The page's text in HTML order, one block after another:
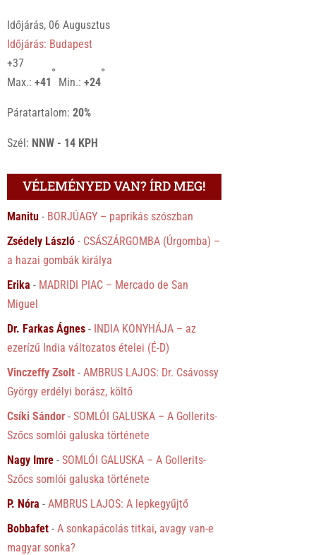
Időjárás, 06 Augusztus
Időjárás: Budapest
+37
Max.:+41
°
Min.:+24
°
Páratartalom:20%
Szél: NNW - 14 KPH
VÉLEMÉNYED VAN? ÍRD MEG!
Manitu - BORJÚAGY – paprikás szószban
Zsédely László - CSÁSZÁRGOMBA (Úrgomba) –
a hazai gombák királya
Erika - MADRIDI PIAC – Mercado de San
Miguel
Dr. Farkas Ágnes - INDIA KONYHÁJA – az
ezerízű India változatos ételei (É-D)
Vinczeffy Zsolt -AMBRUS LAJOS: Dr. Csávossy
György erdélyi borász, költő
Csíki Sándor -SOMLÓI GALUSKA – A Gollerits-
Szőcs somlói galuska története
Nagy Imre -SOMLÓI GALUSKA – A Gollerits-
Szőcs somlói galuska története
P. Nóra -AMBRUS LAJOS: A lepkegyűjtő
Bobbafet -A sonkapácolás titkai, avagy van-e
magyar sonka?